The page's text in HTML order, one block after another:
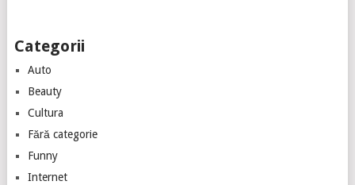
Categorii
Auto
Beauty
Cultura
Fără categorie
Funny
Internet